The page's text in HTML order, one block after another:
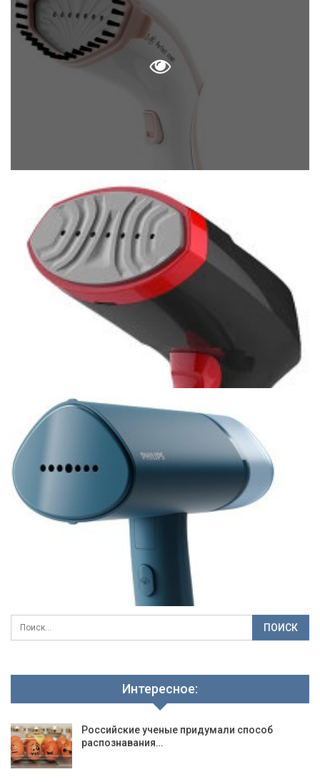
Интересное:
Российские ученые придумали способ
распознавания…